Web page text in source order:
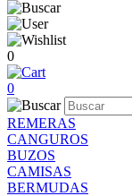
0
0
REMERAS
CANGUROS
BUZOS
CAMISAS
BERMUDAS